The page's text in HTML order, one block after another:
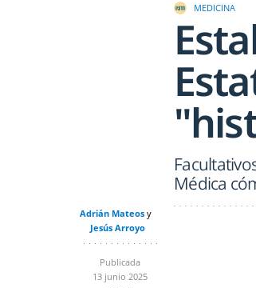
MEDICINA
Médica
Adrián Mateos
Jesús Arroyo
Publicada
13 junio 2025